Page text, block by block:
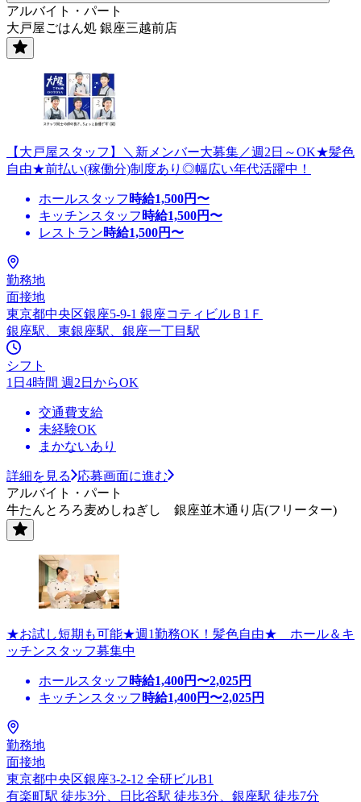
アルバイト・パート
大戸屋ごはん処 銀座三越前店
【大戸屋スタッフ】＼新メンバー大募集／週2日～OK★髪色
自由★前払い(稼働分)制度あり◎幅広い年代活躍中！
ホールスタッフ 時給1,500円〜
キッチンスタッフ 時給1,500円〜
レストラン時給1,500円〜
勤務地
面接地
東京都中央区銀座5-9-1 銀座コティビルＢ1Ｆ
銀座駅、東銀座駅、銀座一丁目駅
シフト
1日4時間 週2日からOK
交通費支給
未経験OK
まかないあり
詳細を見る
応募画面に進む
アルバイト・パート
牛たんとろろ麦めしねぎし 銀座並木通り店(フリーター)
★お試し短期も可能★週1勤務OK！髪色自由★ ホール＆キ
ッチンスタッフ募集中
ホールスタッフ 時給1,400円〜2,025円
キッチンスタッフ 時給1,400円〜2,025円
勤務地
面接地
東京都中央区銀座3-2-12 全研ビルB1
有楽町駅 徒歩3分、日比谷駅 徒歩3分、銀座駅 徒歩7分